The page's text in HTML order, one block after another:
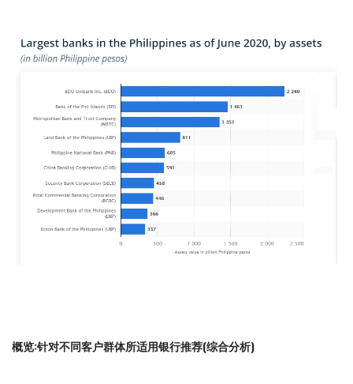
概览:针对不同客户群体所适用银行推荐(综合分析)